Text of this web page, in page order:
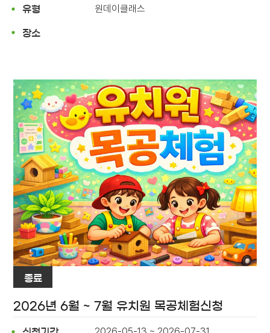
유형 원데이클래스
장소
종료
2026년 6월 ~ 7월 유치원 목공체험신청